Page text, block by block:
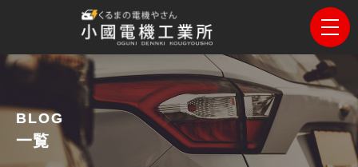
BLOG
一覧